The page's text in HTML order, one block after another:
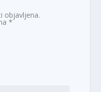
objavljena.
*